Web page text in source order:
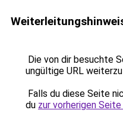
Die von dir besuchte
ungültige URL
Falls du diese Seite
du zur vorherigen